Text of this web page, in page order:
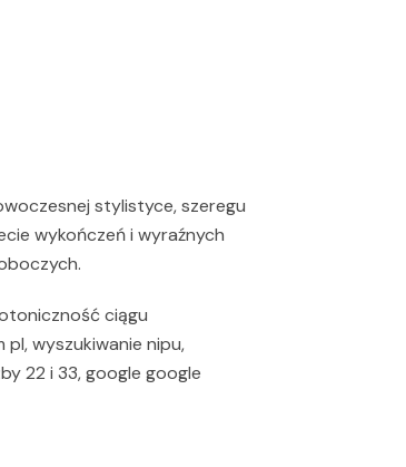
stylistyce, szeregu
wykończeń i wyraźnych
ciągu
wyszukiwanie nipu,
22 i 33, google google